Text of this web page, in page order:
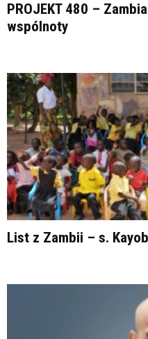
PROJEKT 480 –
wspólnoty
List z Zambii – s.